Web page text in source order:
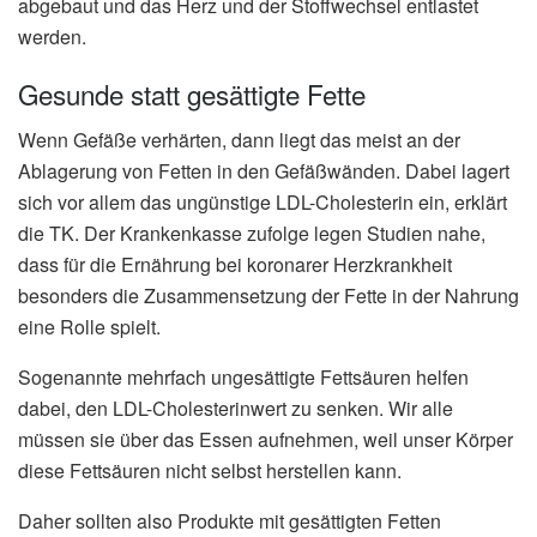
abgebaut und das Herz und der Stoffwechsel entlastet
werden.
Gesunde statt gesättigte Fette
Wenn Gefäße verhärten, dann liegt das meist an der
Ablagerung von Fetten in den Gefäßwänden. Dabei lagert
sich vor allem das ungünstige LDL-Cholesterin ein, erklärt
die TK. Der Krankenkasse zufolge legen Studien nahe,
dass für die Ernährung bei koronarer Herzkrankheit
besonders die Zusammensetzung der Fette in der Nahrung
eine Rolle spielt.
Sogenannte mehrfach ungesättigte Fettsäuren helfen
dabei, den LDL-Cholesterinwert zu senken. Wir alle
müssen sie über das Essen aufnehmen, weil unser Körper
diese Fettsäuren nicht selbst herstellen kann.
Daher sollten also Produkte mit gesättigten Fetten